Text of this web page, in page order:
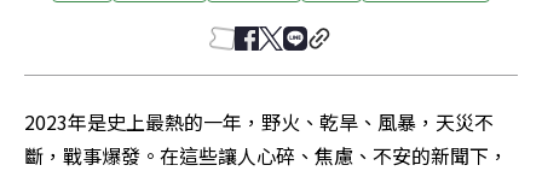
2023年是史上最熱的一年，野火、乾旱、風暴，天災不
斷，戰事爆發。在這些讓人心碎、焦慮、不安的新聞下，